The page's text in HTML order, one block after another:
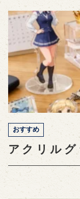
おすすめ
アクリル
価格：人気